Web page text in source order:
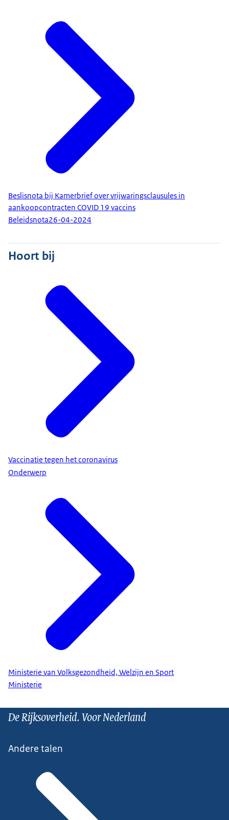
Beslisnota bij Kamerbrief over vrijwaringsclausules in
aankoopcontracten COVID 19 vaccins
Beleidsnota26-04-2024
Hoort bij
Vaccinatie tegen het coronavirus
Onderwerp
Ministerie van Volksgezondheid, Welzijn en Sport
Ministerie
De Rijksoverheid. Voor Nederland
Andere talen